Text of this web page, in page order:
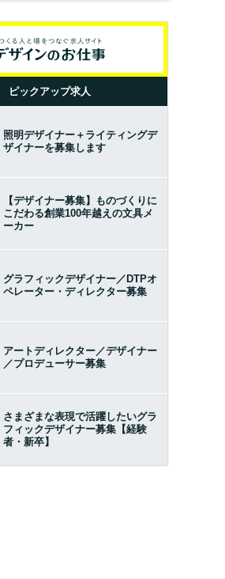
ピックアップ求人
照明デザイナー＋ライティングデ
ザイナーを募集します
【デザイナー募集】ものづくりに
こだわる創業100年越えの文具メ
ーカー
グラフィックデザイナー／DTPオ
ペレーター・ディレクター募集
アートディレクター／デザイナー
／プロデューサー募集
さまざまな表現で活躍したいグラ
フィックデザイナー募集【経験
者・新卒】